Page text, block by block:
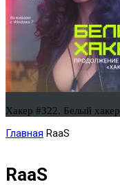
Хакер #322. Белый хакер
Главная RaaS
RaaS